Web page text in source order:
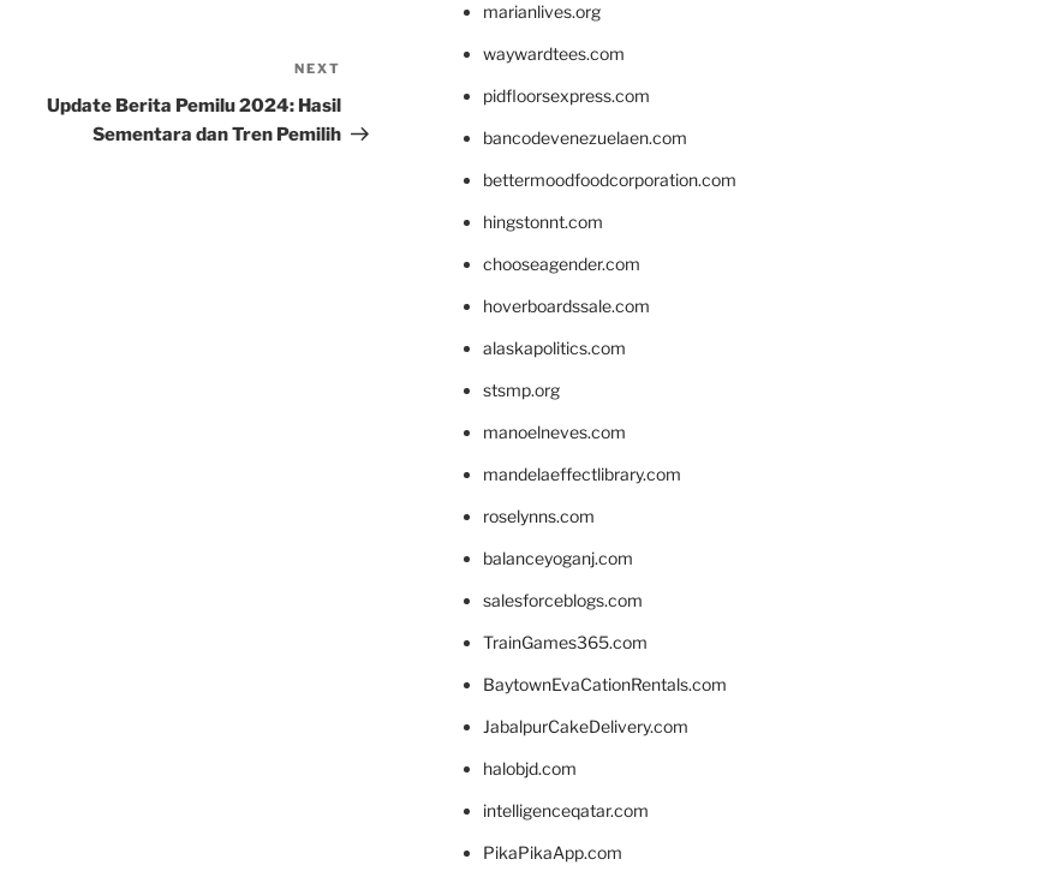
Post
NEXT
Update Berita Pemilu 2024: Hasil
Sementara dan Tren Pemilih
marianlives.org
waywardtees.com
pidfloorsexpress.com
bancodevenezuelaen.com
bettermoodfoodcorporation.com
hingstonnt.com
chooseagender.com
hoverboardssale.com
alaskapolitics.com
stsmp.org
manoelneves.com
mandelaeffectlibrary.com
roselynns.com
balanceyoganj.com
salesforceblogs.com
TrainGames365.com
BaytownEvaCationRentals.com
JabalpurCakeDelivery.com
halobjd.com
intelligenceqatar.com
PikaPikaApp.com